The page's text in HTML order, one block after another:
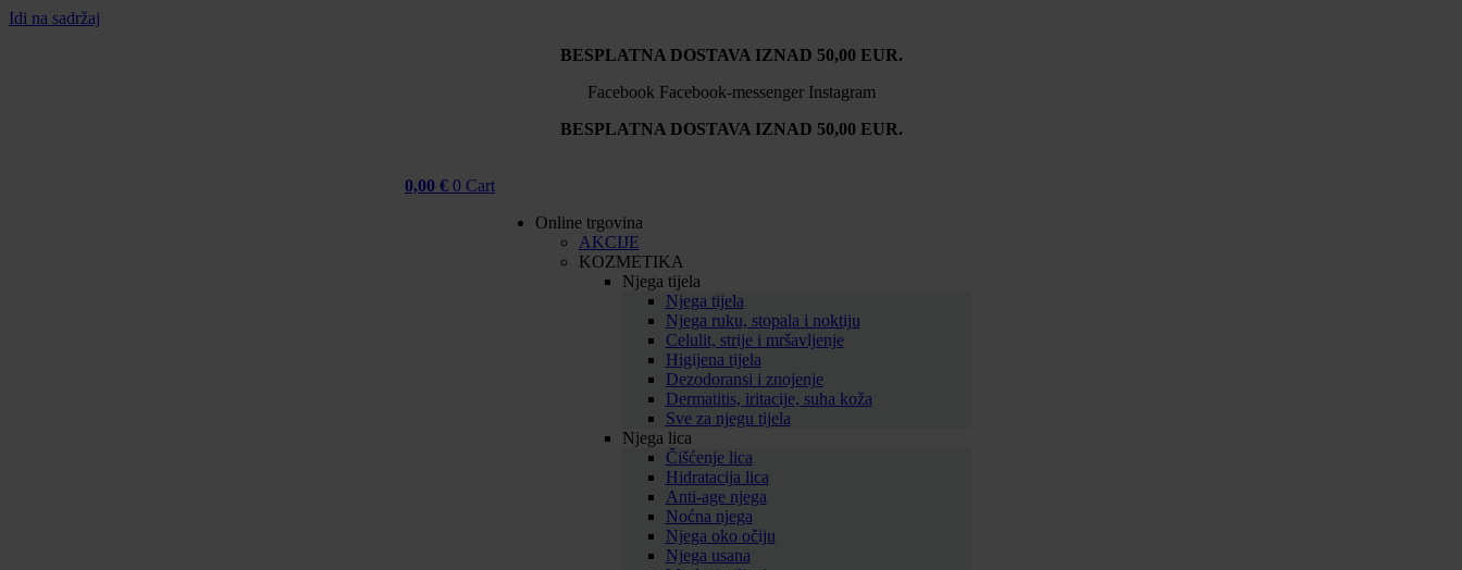
Idi na sadržaj
BESPLATNA DOSTAVA IZNAD 50,00 EUR.
Facebook Facebook-messenger Instagram
BESPLATNA DOSTAVA IZNAD 50,00 EUR.
0,00 € 0 Cart
Online trgovina
AKCIJE
KOZMETIKA
Njega tijela
Njega tijela
Njega ruku, stopala i noktiju
Celulit, strije i mršavljenje
Higijena tijela
Dezodoransi i znojenje
Dermatitis, iritacije, suha koža
Sve za njegu tijela
Njega lica
Čišćenje lica
Hidratacija lica
Anti-age njega
Noćna njega
Njega oko očiju
Njega usana